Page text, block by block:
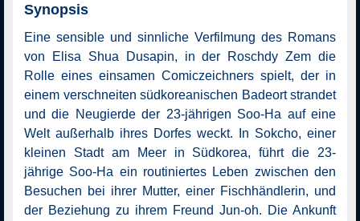
Synopsis
Eine sensible und sinnliche Verfilmung des Romans
von Elisa Shua Dusapin, in der Roschdy Zem die
Rolle eines einsamen Comiczeichners spielt, der in
einem verschneiten südkoreanischen Badeort strandet
und die Neugierde der 23-jährigen Soo-Ha auf eine
Welt außerhalb ihres Dorfes weckt. In Sokcho, einer
kleinen Stadt am Meer in Südkorea, führt die 23-
jährige Soo-Ha ein routiniertes Leben zwischen den
Besuchen bei ihrer Mutter, einer Fischhändlerin, und
der Beziehung zu ihrem Freund Jun-oh. Die Ankunft